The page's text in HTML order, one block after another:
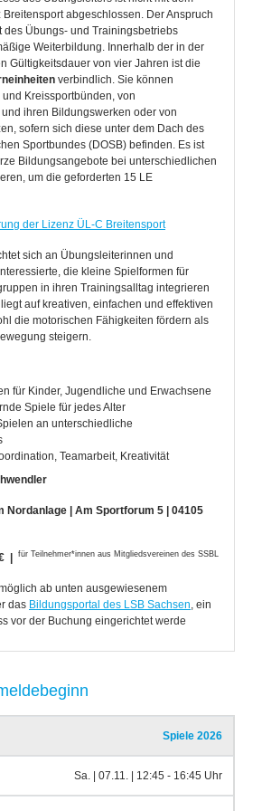
abgeschlossen. Der Anspruch
des Übungs- und Trainingsbetriebs
Weiterbildung. Innerhalb der in der
Gültigkeitsdauer von vier Jahren ist die
verbindlich. Sie können
Kreissportbünden, von
ihren Bildungswerken oder von
sofern sich diese unter dem Dach des
Sportbundes (DOSB) befinden. Es ist
Bildungsangebote bei unterschiedlichen
um die geforderten 15 LE
der Lizenz ÜL-C Breitensport
sich an Übungsleiterinnen und
die kleine Spielformen für
in ihren Trainingsalltag integrieren
auf kreativen, einfachen und effektiven
die motorischen Fähigkeiten fördern als
steigern.
für Kinder, Jugendliche und Erwachsene
Spiele für jedes Alter
an unterschiedliche
Teamarbeit, Kreativität
Nordanlage | Am Sportforum 5 | 04105
| für Teilnehmer*innen aus Mitgliedsvereinen des SSBL
ab unten ausgewiesenem
das Bildungsportal des LSB Sachsen , ein
vor der Buchung eingerichtet werde
Spiele 2026
Sa. | 07.11. | 12:45 - 16:45 Uhr